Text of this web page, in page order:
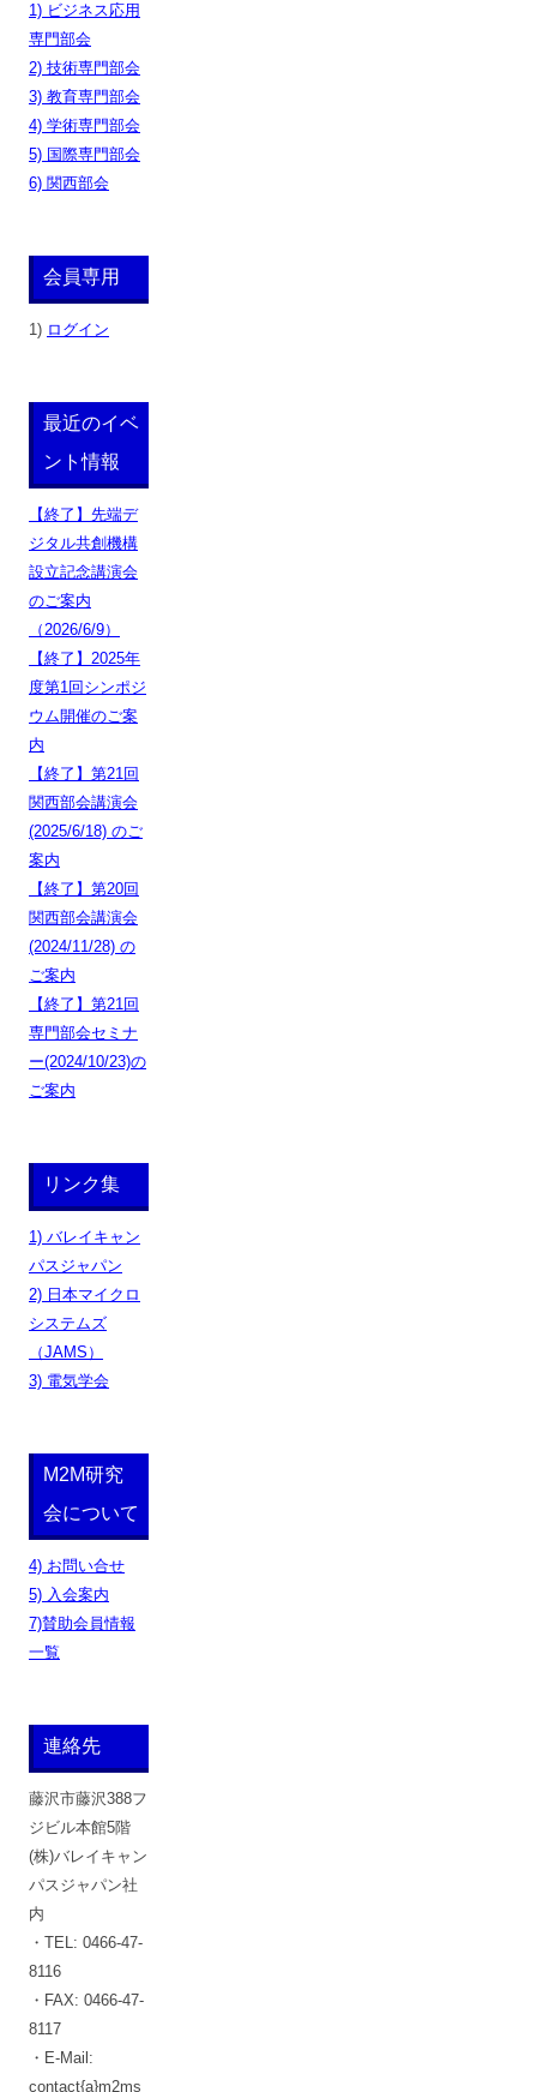
1) ビジネス応用
専門部会
2) 技術専門部会
3) 教育専門部会
4) 学術専門部会
5) 国際専門部会
6) 関西部会
会員専用
1) ログイン
最近のイベ
ント情報
【終了】先端デ
ジタル共創機構
設立記念講演会
のご案内
（2026/6/9）
【終了】2025年
度第1回シンポジ
ウム開催のご案
内
【終了】第21回
関西部会講演会
(2025/6/18) のご
案内
【終了】第20回
関西部会講演会
(2024/11/28) の
ご案内
【終了】第21回
専門部会セミナ
ー(2024/10/23)の
ご案内
リンク集
1) バレイキャン
パスジャパン
2) 日本マイクロ
システムズ
（JAMS）
3) 電気学会
M2M研究
会について
4) お問い合せ
5) 入会案内
7)賛助会員情報
一覧
連絡先
藤沢市藤沢388フ
ジビル本館5階
(株)バレイキャン
パスジャパン社
内
・TEL: 0466-47-
8116
・FAX: 0466-47-
8117
・E-Mail:
contact{a}m2ms